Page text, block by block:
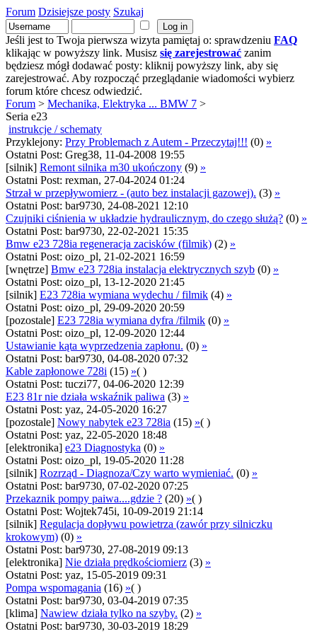
Forum Dzisiejsze posty Szukaj
Jeśli jest to Twoja pierwsza wizyta pamiętaj o: sprawdzeniu FAQ
klikając w powyższy link. Musisz się zarejestrować zanim
będziesz mógł dodawać posty: kliknij powyższy link, aby się
zarejestrować. Aby rozpocząć przeglądanie wiadomości wybierz
forum które chcesz odwiedzić.
Forum > Mechanika, Elektryka ... BMW 7 >
Seria e23
instrukcje / schematy
Przyklejony: Przy Problemach z Autem - Przeczytaj!!! (0) »
Ostatni Post: Greg38, 11-04-2008 19:55
[silnik] Remont silnika m30 ukończony (9) »
Ostatni Post: rexman, 27-04-2024 01:24
Strzał w przepływomierz - (auto bez instalacji gazowej). (3) »
Ostatni Post: bar9730, 24-08-2021 12:10
Czujniki ciśnienia w układzie hydraulicznym, do czego służą? (0) »
Ostatni Post: bar9730, 22-02-2021 15:35
Bmw e23 728ia regeneracja zacisków (filmik) (2) »
Ostatni Post: oizo_pl, 21-02-2021 16:59
[wnętrze] Bmw e23 728ia instalacja elektrycznych szyb (0) »
Ostatni Post: oizo_pl, 13-12-2020 21:45
[silnik] E23 728ia wymiana wydechu / filmik (4) »
Ostatni Post: oizo_pl, 29-09-2020 20:59
[pozostale] E23 728ia wymiana dyfra /filmik (0) »
Ostatni Post: oizo_pl, 12-09-2020 12:44
Ustawianie kąta wyprzedzenia zapłonu. (0) »
Ostatni Post: bar9730, 04-08-2020 07:32
Kable zapłonowe 728i (15) »( )
Ostatni Post: tuczi77, 04-06-2020 12:39
E23 81r nie działa wskaźnik paliwa (3) »
Ostatni Post: yaz, 24-05-2020 16:27
[pozostale] Nowy nabytek e23 728ia (15) »( )
Ostatni Post: yaz, 22-05-2020 18:48
[elektronika] e23 Diagnostyka (0) »
Ostatni Post: oizo_pl, 19-05-2020 11:28
[silnik] Rozrząd - Diagnoza/Czy warto wymieniać. (0) »
Ostatni Post: bar9730, 07-02-2020 07:25
Przekaznik pompy paiwa....gdzie ? (20) »( )
Ostatni Post: Wojtek745i, 10-09-2019 21:14
[silnik] Regulacja dopływu powietrza (zawór przy silniczku
krokowym) (0) »
Ostatni Post: bar9730, 27-08-2019 09:13
[elektronika] Nie działa prędkościomierz (3) »
Ostatni Post: yaz, 15-05-2019 09:31
Pompa wspomagania (16) »( )
Ostatni Post: bar9730, 03-04-2019 07:35
[klima] Nawiew działa tylko na szyby. (2) »
Ostatni Post: bar9730, 30-03-2019 18:29